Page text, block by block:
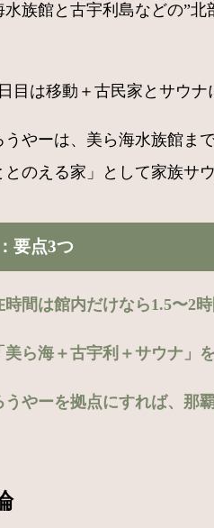
族館と古宇利島などの”
目は移動＋古民家とサウ
やーは、美ら海水族館ま
のえる家」として家族サ
要点3つ
間は館内だけなら1.5〜2
ら海＋古宇利＋サウナ」
やーを拠点にすれば、那